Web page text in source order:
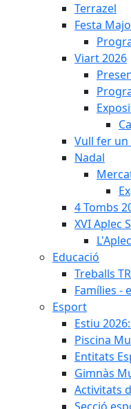
Terrazel
Festa
Viart 2026
Vull fer
Nadal
4 Tombs
XVI Aplec
Educació
Treballs
Famílies -
Esport
Estiu
Piscina
Entitats
Gimnàs
Activitats